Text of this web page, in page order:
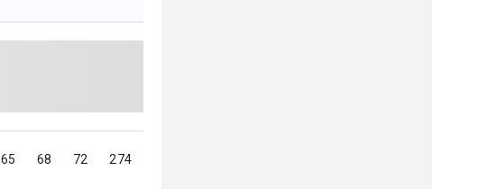
65 68 72 274